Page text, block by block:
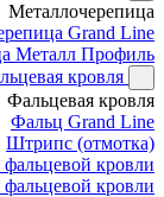
Металлочерепица
Grand Line
Металл Профиль
кровля
Фальцевая кровля
Фальц Grand Line
Штрипс (отмотка)
кровли
кровли